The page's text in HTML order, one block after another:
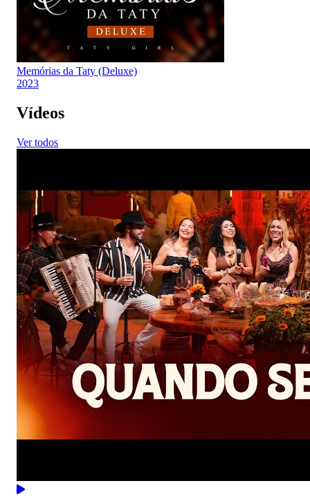
Memórias da Taty (Deluxe)
2023
Vídeos
Ver todos